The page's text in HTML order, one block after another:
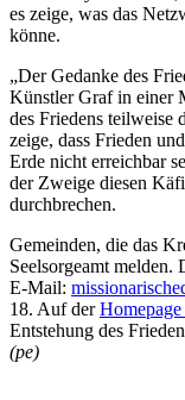
es zeige, was das
könne.
„Der Gedanke des
Künstler Graf in einer
des Friedens teilweise
zeige, dass Frieden
Erde nicht erreichbar
der Zweige diesen
durchbrechen.
Gemeinden, die das
Seelsorgeamt
E-Mail:
18. Auf der
Entstehung des
(pe)